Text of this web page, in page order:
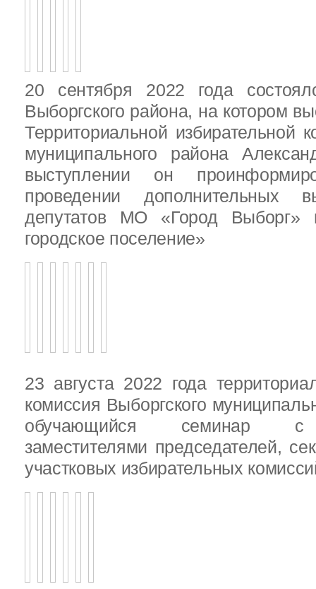
20 сентября 2022 года
Выборгского района, на котором
Территориальной избирательной
муниципального района
выступлении он
проведении дополнительных
депутатов МО «Город
городское поселение»
23 августа 2022 года
комиссия Выборгского
обучающийся семинар с
заместителями председателей,
участковых избирательных